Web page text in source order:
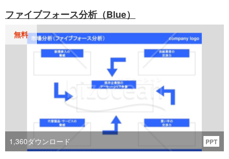
ファイブフォース分析（Blue）
無料
1,360ダウンロード PPT